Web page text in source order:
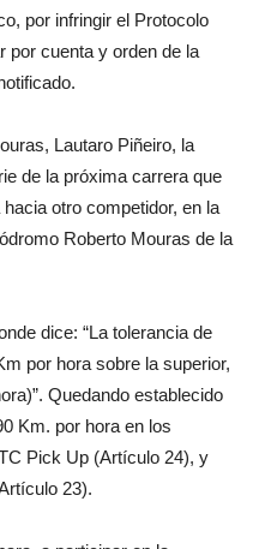
por infringir el Protocolo
por cuenta y orden de la
Lautaro Piñeiro, la
de la próxima carrera que
otro competidor, en la
Roberto Mouras de la
dice: “La tolerancia de
por hora sobre la superior,
Quedando establecido
Km. por hora en los
Pick Up (Artículo 24), y
23).